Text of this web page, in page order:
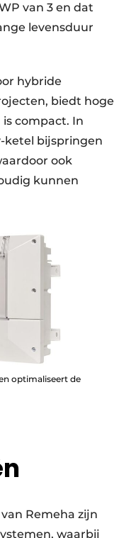
van 3 en dat
levensduur
hybride
biedt hoge
is compact. In
ketel bijspringen
ook
kunnen
optimaliseert de
Remeha zijn
waarbij